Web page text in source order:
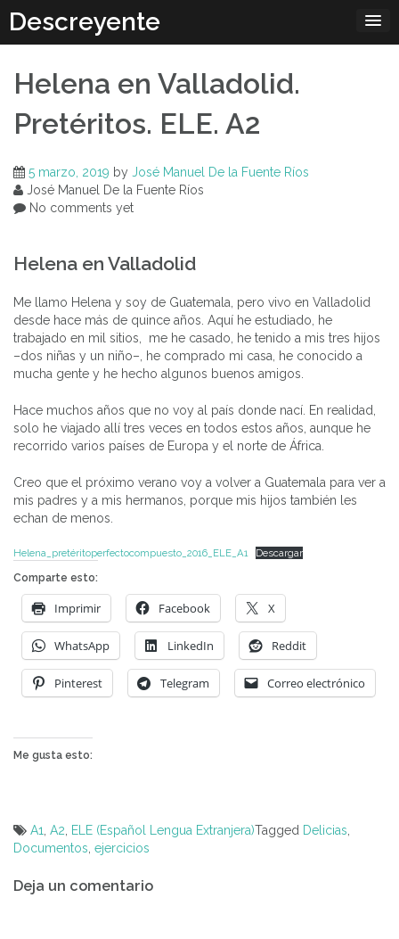
content
Descreyente
Helena en Valladolid.
Pretéritos. ELE. A2
5 marzo, 2019 by José Manuel De la Fuente Ríos
José Manuel De la Fuente Ríos
No comments yet
Helena en Valladolid
Me llamo Helena y soy de Guatemala, pero vivo en Valladolid
desde hace más de quince años. Aquí he estudiado, he
trabajado en mil sitios, me he casado, he tenido a mis tres hijos
–dos niñas y un niño–, he comprado mi casa, he conocido a
mucha gente y he hecho algunos buenos amigos.
Hace muchos años que no voy al país donde nací. En realidad,
solo he viajado allí tres veces en todos estos años, aunque he
recorrido varios países de Europa y el norte de África.
Creo que el próximo verano voy a volver a Guatemala para ver a
mis padres y a mis hermanos, porque mis hijos también les
echan de menos.
Helena_pretéritoperfectocompuesto_2016_ELE_A1
Descargar
Comparte esto:
Imprimir Facebook X
WhatsApp LinkedIn Reddit
Pinterest Telegram Correo electrónico
Me gusta esto:
A1 A2 ELE (Español Lengua Extranjera)Tagged Delicias
Documentos ejercicios
de
Deja un comentario